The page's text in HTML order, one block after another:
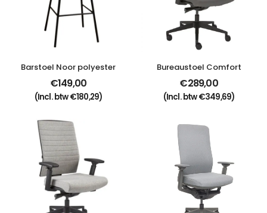
Barstoel Noor polyester
€149,00
(Incl. btw€180,29)
Bureaustoel Comfort
€289,00
(Incl. btw€349,69)